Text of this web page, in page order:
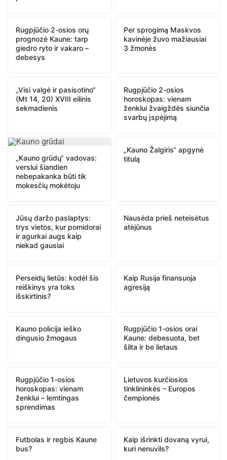
Rugpjūčio 2-osios orų
prognozė Kaune: tarp
giedro ryto ir vakaro –
debesys
Per sprogimą Maskvos
kavinėje žuvo mažiausiai
3 žmonės
„Visi valgė ir pasisotino“
(Mt 14, 20) XVIII eilinis
sekmadienis
Rugpjūčio 2-osios
horoskopas: vienam
ženklui žvaigždės siunčia
svarbų įspėjimą
„Kauno grūdų“ vadovas:
verslui šiandien
nebepakanka būti tik
mokesčių mokėtoju
„Kauno Žalgiris“ apgynė
titulą
Jūsų daržo paslaptys:
trys vietos, kur pomidorai
ir agurkai augs kaip
niekad gausiai
Nausėda prieš neteisėtus
atėjūnus
Perseidų lietūs: kodėl šis
reiškinys yra toks
išskirtinis?
Kaip Rusija finansuoja
agresiją
Kauno policija ieško
dingusio žmogaus
Rugpjūčio 1-osios orai
Kaune: debesuota, bet
šilta ir be lietaus
Rugpjūčio 1-osios
horoskopas: vienam
ženklui – lemtingas
sprendimas
Lietuvos kurčiosios
tinklininkės – Europos
čempionės
Futbolas ir regbis Kaune
bus?
Kaip išrinkti dovaną vyrui,
kuri nenuvils?